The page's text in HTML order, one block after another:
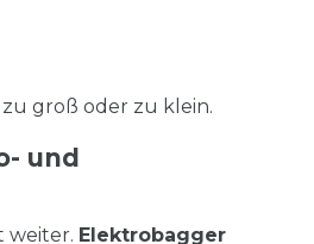
groß oder zu klein.
und
weiter. Elektrobagger